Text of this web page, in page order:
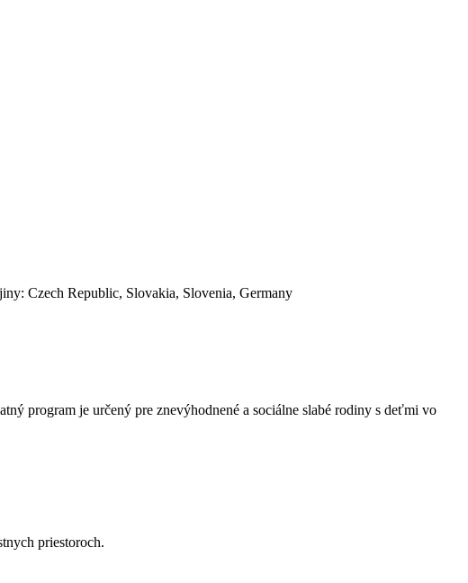
Czech Republic, Slovakia, Slovenia, Germany
program je určený pre znevýhodnené a sociálne slabé rodiny s deťmi vo
priestoroch.